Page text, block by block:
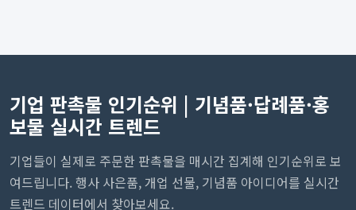
기업 판촉물 인기순위 | 기념품·답례품·홍
보물 실시간 트렌드
기업들이 실제로 주문한 판촉물을 매시간 집계해 인기순위로 보
여드립니다. 행사 사은품, 개업 선물, 기념품 아이디어를 실시간
트렌드 데이터에서 찾아보세요.